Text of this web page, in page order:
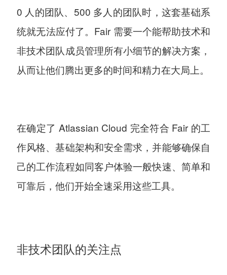
0 人的团队、500 多人的团队时，这套基础系
统就无法应付了。Fair 需要一个能帮助技术和
非技术团队成员管理所有小细节的解决方案，
从而让他们腾出更多的时间和精力在大局上。
在确定了 Atlassian Cloud 完全符合 Fair 的工
作风格、基础架构和安全需求，并能够确保自
己的工作流程如同客户体验一般快速、简单和
可靠后，他们开始全速采用这些工具。
非技术团队的关注点